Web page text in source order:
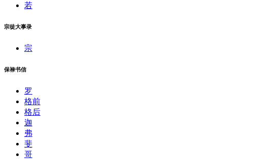
若
宗徒大事录
宗
保禄书信
罗
格前
格后
迦
弗
斐
哥